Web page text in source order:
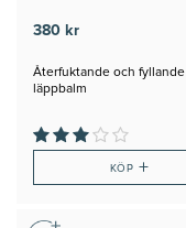
380 kr
Återfuktande och fyllande
läppbalm
KÖP+